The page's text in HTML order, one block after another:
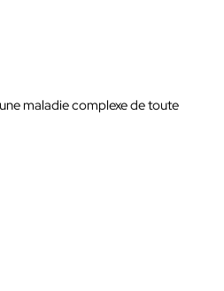
maladie complexe de toute